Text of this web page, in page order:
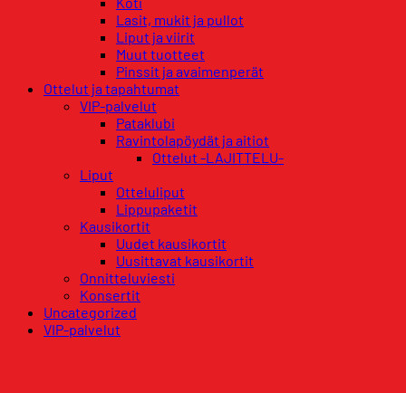
Lasit, mukit ja pullot
Liput ja viirit
Muut tuotteet
Pinssit ja avaimenperät
Ottelut ja tapahtumat
VIP-palvelut
Pataklubi
Ravintolapöydät ja aitiot
Ottelut -LAJITTELU-
Liput
Otteluliput
Lippupaketit
Kausikortit
Uudet kausikortit
Uusittavat kausikortit
Onnitteluviesti
Konsertit
Uncategorized
VIP-palvelut